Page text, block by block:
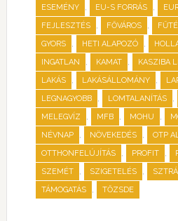
ESEMÉNY , EU-S FORRÁS ,
FEJLESZTÉS , FŐVÁROS ,
GYORS , HETI ALAPOZÓ ,
INGATLAN , KAMAT , KASZIBA
LAKÁS , LAKÁSÁLLOMÁNY ,
LEGNAGYOBB , LOMTALANÍTÁS ,
MELEGVÍZ , MFB , MOHU ,
NÉVNAP , NÖVEKEDÉS , OTP
OTTHONFELÚJÍTÁS , PROFIT ,
SZEMÉT , SZIGETELÉS ,
TÁMOGATÁS , TŐZSDE